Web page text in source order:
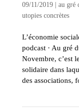
09/11/2019| au gré
utopies concrètes
L’économie
podcast · Au gré
Novembre, c’est
solidaire dans
des associations,